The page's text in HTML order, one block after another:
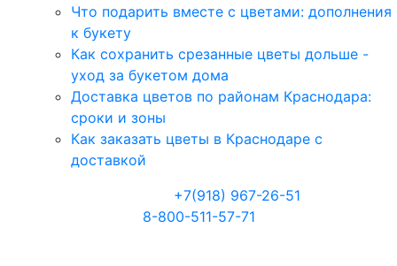
Что подарить вместе с цветами: дополнения
к букету
Как сохранить срезанные цветы дольше -
уход за букетом дома
Доставка цветов по районам Краснодара:
сроки и зоны
Как заказать цветы в Краснодаре с
доставкой
+7(918) 967-26-51
8-800-511-57-71